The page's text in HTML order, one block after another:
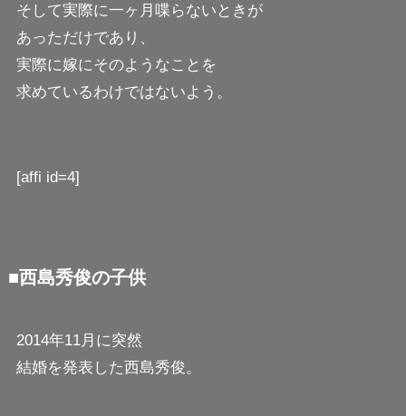
そして実際に一ヶ月喋らないときが
あっただけであり、
実際に嫁にそのようなことを
求めているわけではないよう。
[affi id=4]
■西島秀俊の子供
2014年11月に突然
結婚を発表した西島秀俊。